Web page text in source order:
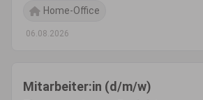
Home-Office
06.08.2026
Mitarbeiter:in (d/m/w)